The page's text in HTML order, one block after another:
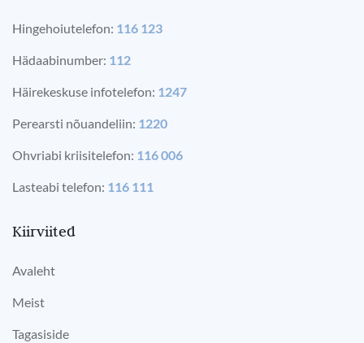
Hingehoiutelefon: 116 123
Hädaabinumber: 112
Häirekeskuse infotelefon: 1247
Perearsti nõuandeliin: 1220
Ohvriabi kriisitelefon: 116 006
Lasteabi telefon: 116 111
Kiirviited
Avaleht
Meist
Tagasiside